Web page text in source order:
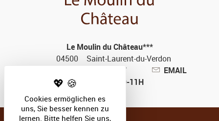
Le Moulin du Château***
04500
Saint-Laurent-du-Verdon
+33(0)492740247
TELEPHONE ONLY FROM 9-11H
EMAIL
Cookies ermöglichen es
uns, Sie besser kennen zu
lernen. Bitte helfen Sie uns,